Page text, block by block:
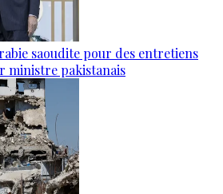
saoudite pour des entretiens
ministre pakistanais